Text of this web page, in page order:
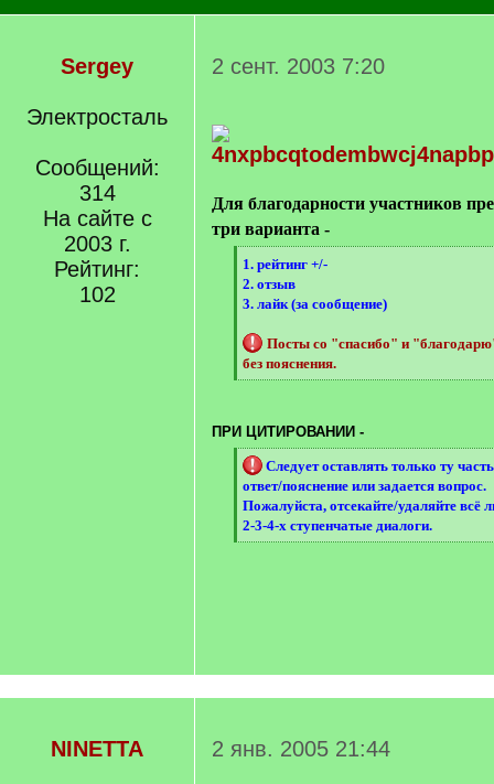
Sergey
Электросталь
Сообщений:
314
На сайте с
2003 г.
Рейтинг:
102
2 сент. 2003 7:20
Для благодарности участников
три варианта -
[
q
]
1. рейтинг +/-
2. отзыв
3. лайк (за сообщение)
Посты со "спасибо" и
без пояснения.
[
q
]
ПРИ ЦИТИРОВАНИИ -
[
q
]
Следует оставлять только ту
ответ/пояснение или задается вопрос.
Пожалуйста, отсекайте/удаляйте всё
2-3-4-х ступенчатые диалоги.
[
NINETTA
2 янв. 2005 21:44